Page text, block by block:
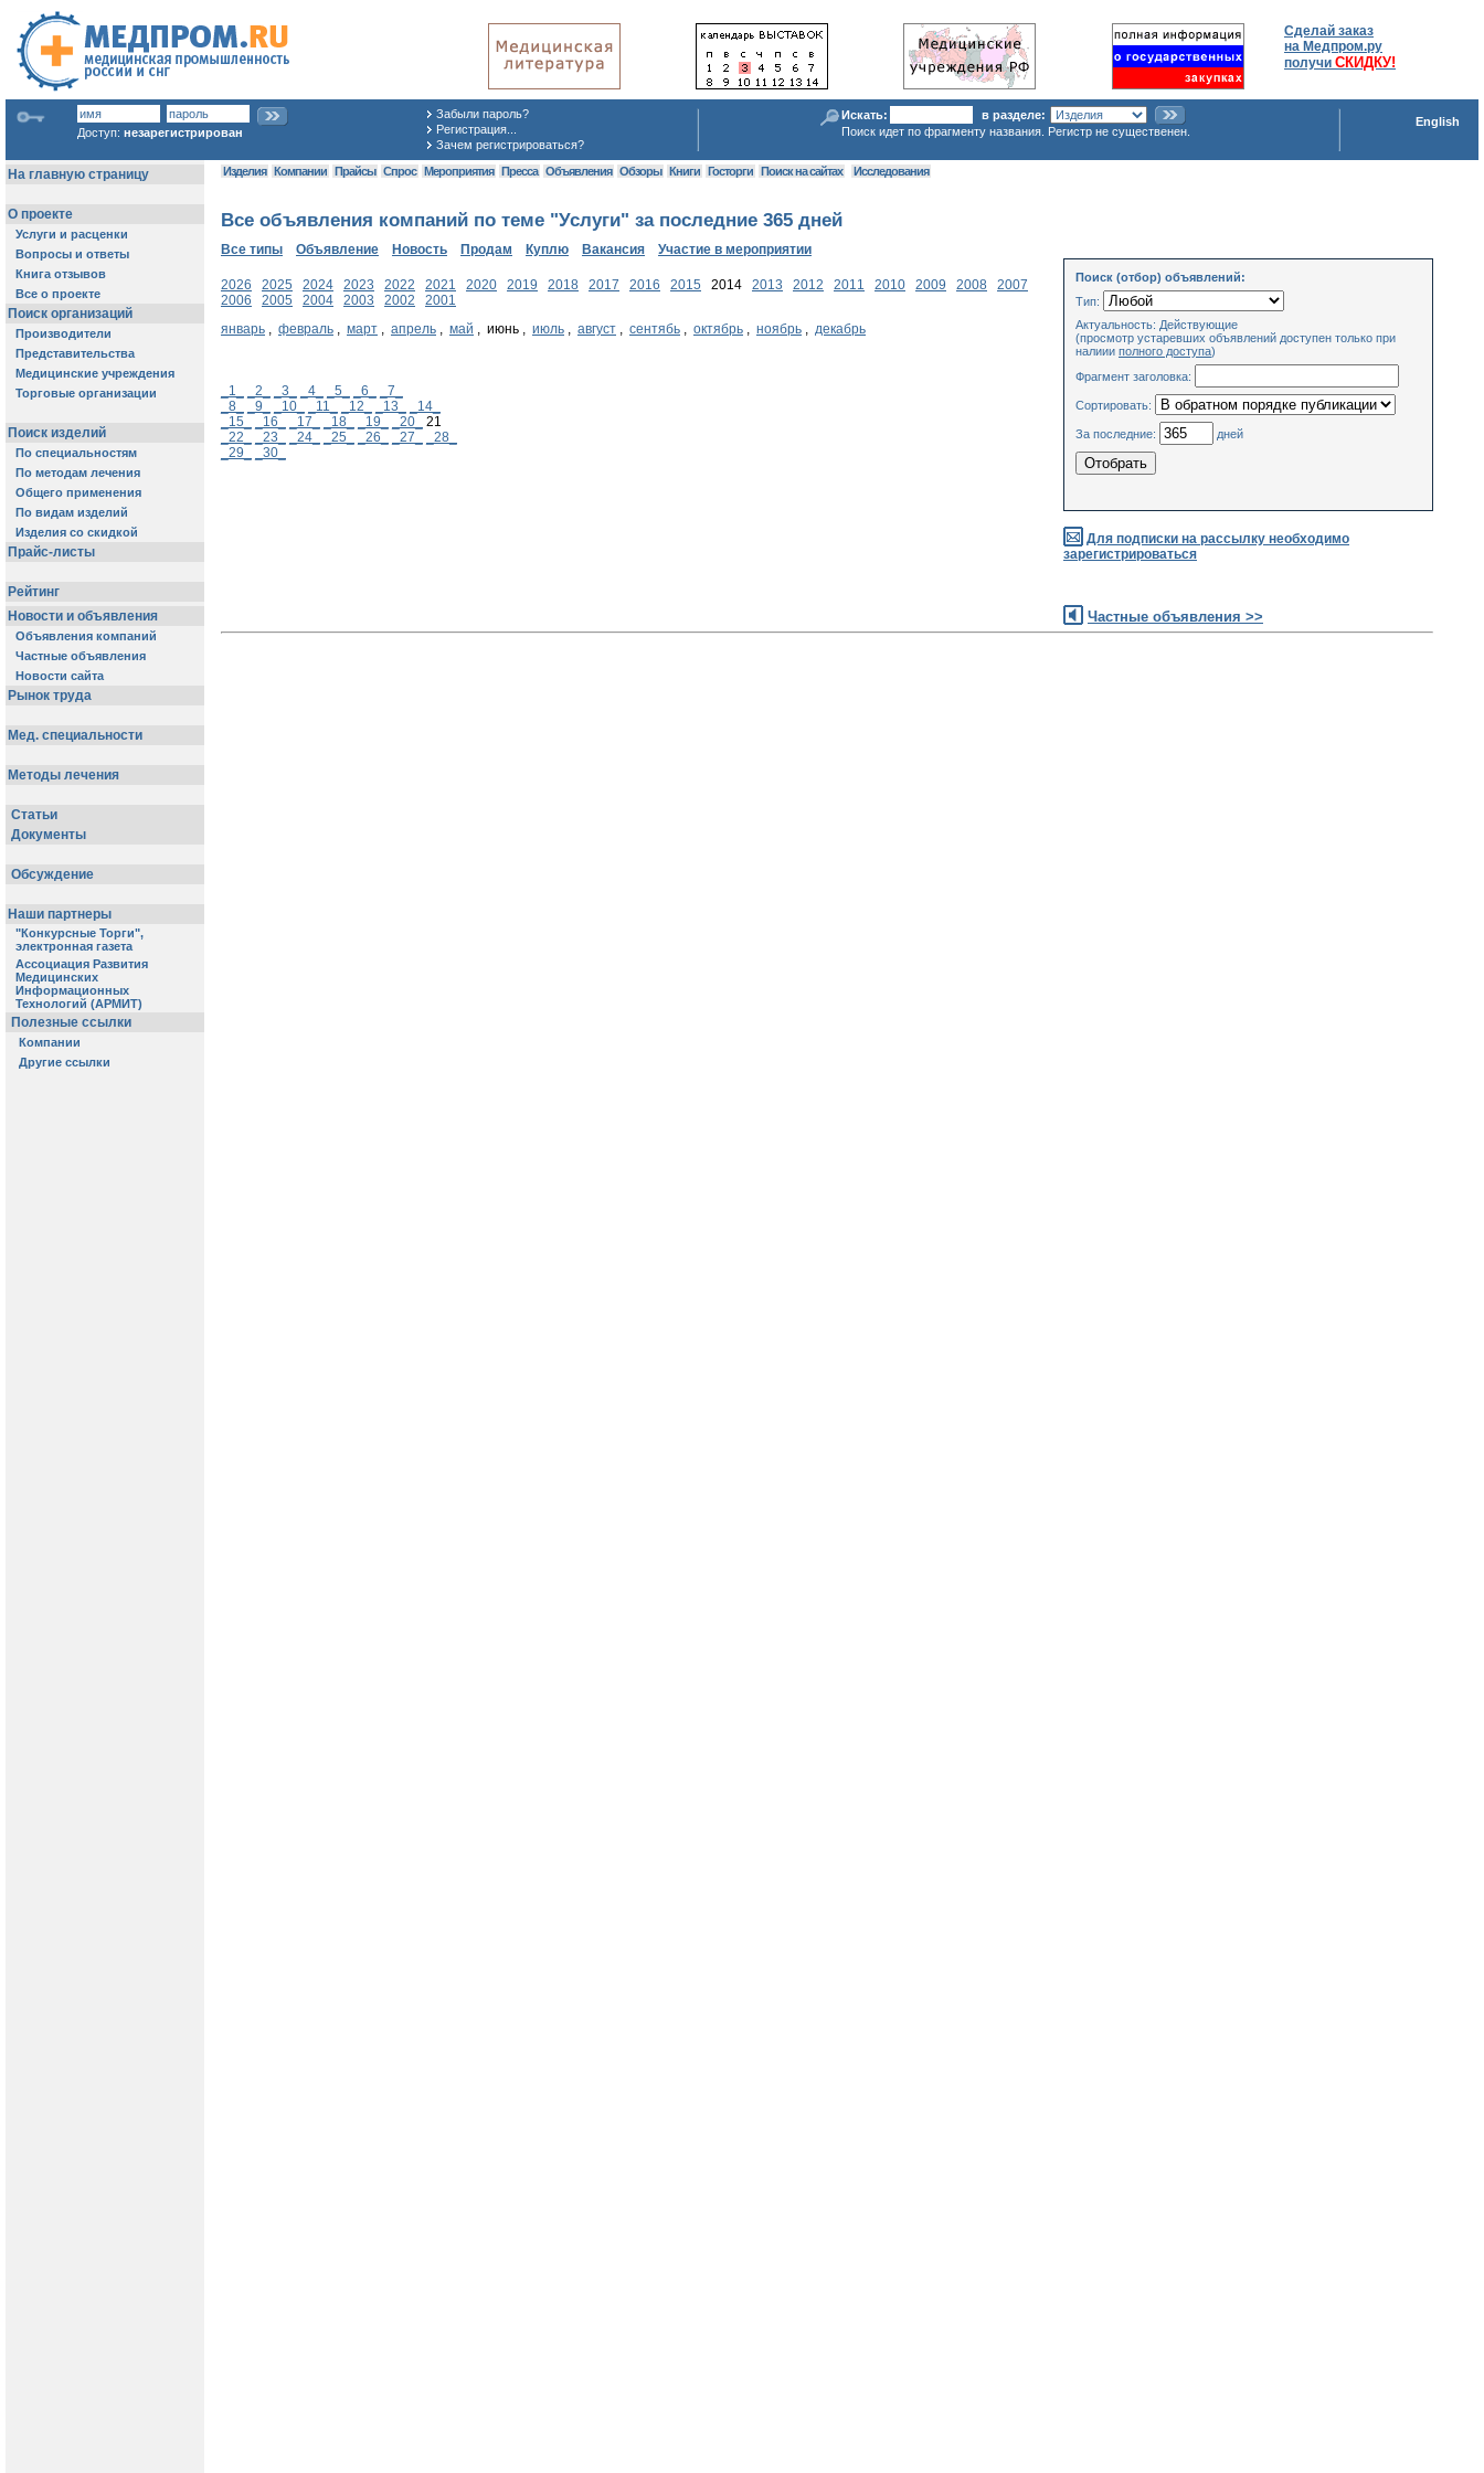
Сделай заказ
на Медпром.ру
получи СКИДКУ!
Доступ: незарегистрирован
Забыли пароль?
Регистрация...
Зачем регистрироваться?
Искать:
в разделе:
Поиск идет по фрагменту названия. Регистр не существенен.
English
Изделия Компании Прайсы Спрос Мероприятия Пресса Объявления Обзоры Книги Госторги Поиск на сайтах Исследования
Все объявления компаний по теме "Услуги" за последние 365 дней
Все типы Объявление Новость Продам Куплю Вакансия Участие в мероприятии
2026 2025 2024 2023 2022 2021 2020 2019 2018 2017 2016 2015 2014 2013 2012 2011 2010 2009 2008
2007
2006
2005 2004 2003 2002
2001
январь , февраль , март , апрель , май , июнь , июль , август , сентябь , октябрь , ноябрь , декабрь
_1_ _2_ _3_ _4_ _5_ _6_
_7_
_8_
_9_ _10_ _11_ _12_ _13_
_14_
_15_
_16_ _17_ _18_ _19_ _20_
21
_22_
_23_ _24_ _25_ _26_ _27_
_28_
_29_
_30_
Поиск (отбор) объявлений:
Тип:
Актуальность: Действующие
(просмотр устаревших объявлений доступен только при
налиии полного доступа)
Фрагмент заголовка:
Сортировать:
За последние: дней
Для подписки на рассылку необходимо
зарегистрироваться
Частные объявления >>